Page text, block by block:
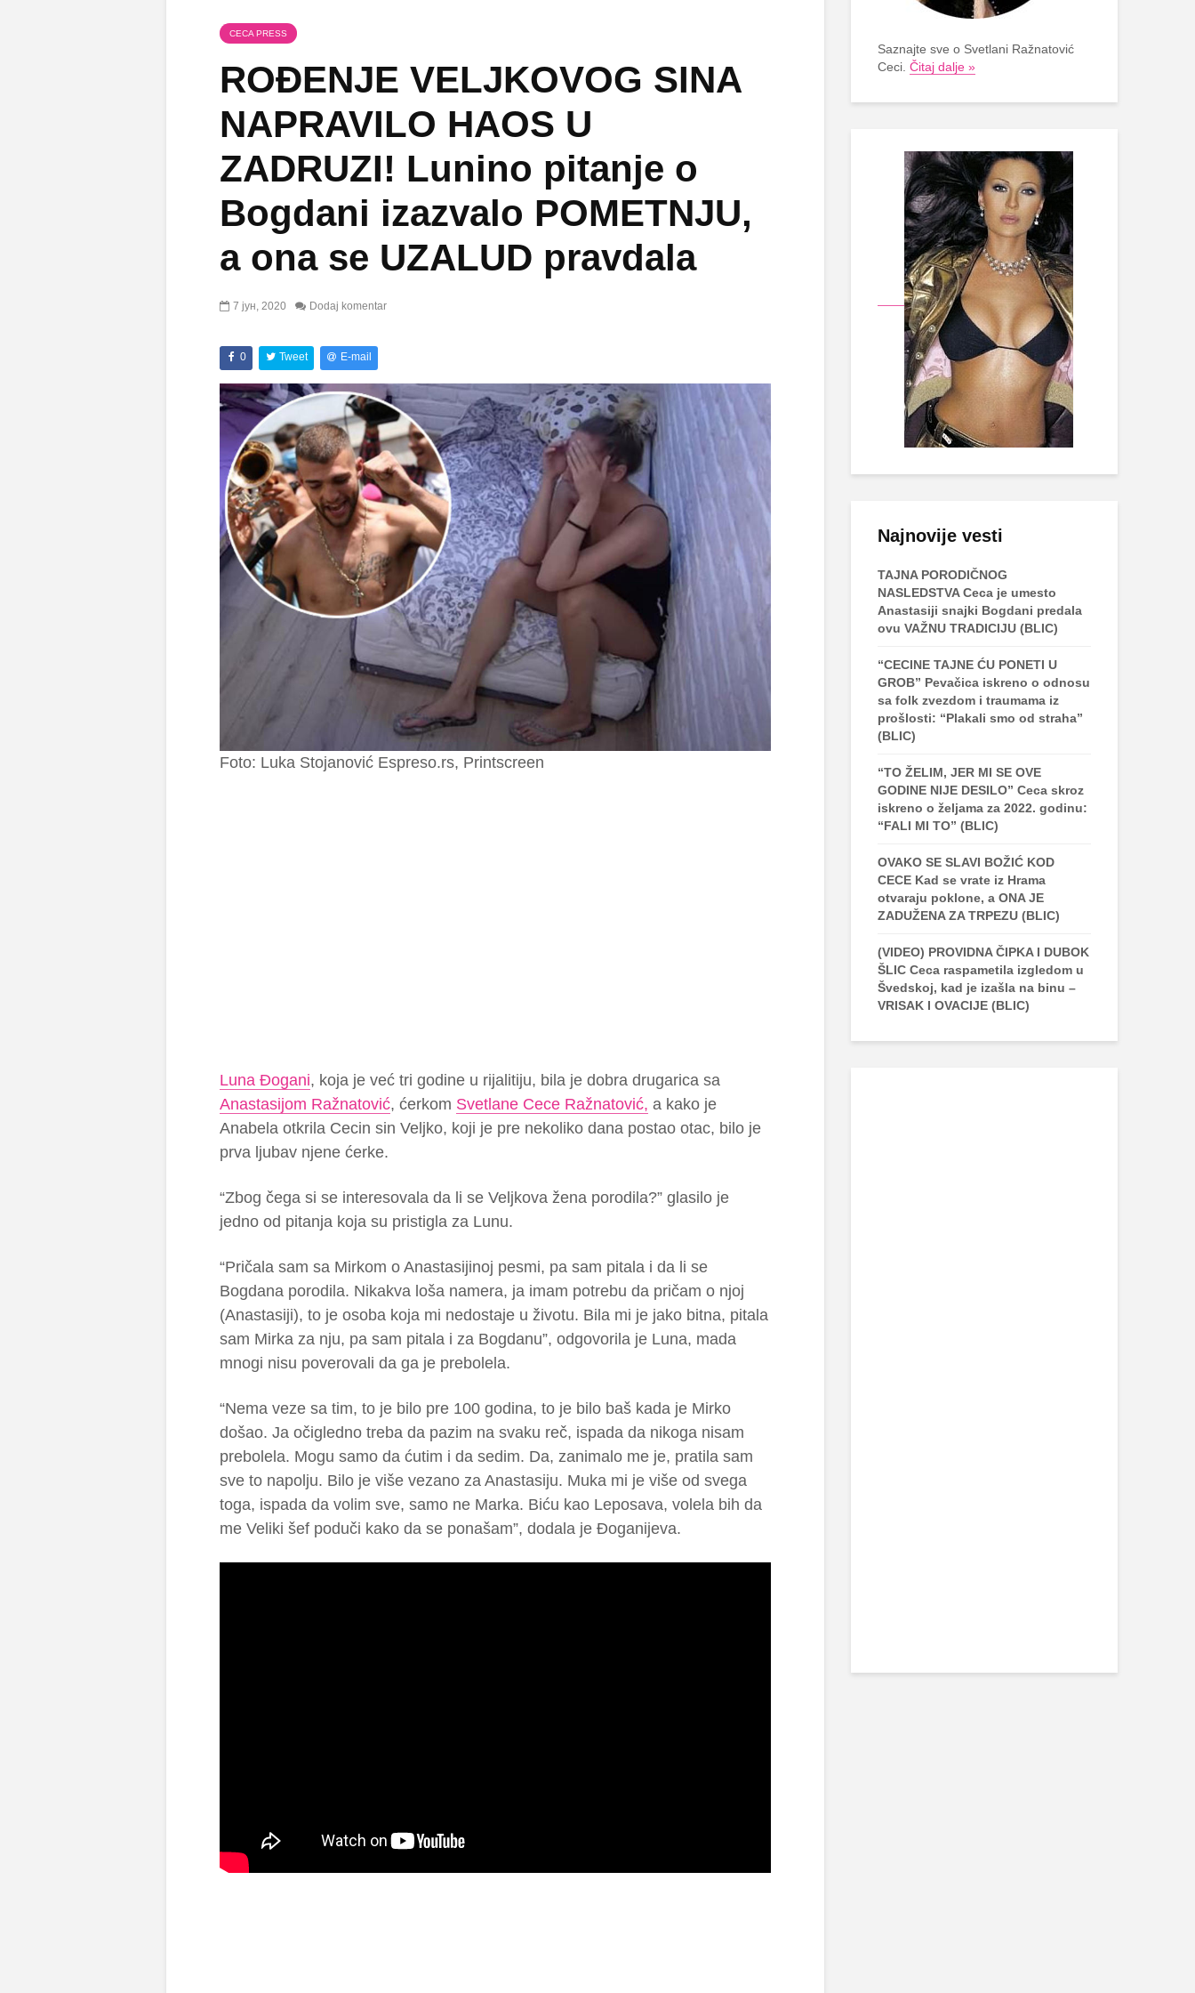
CECA PRESS
ROĐENJE VELJKOVOG SINA
NAPRAVILO HAOS U
ZADRUZI! Lunino pitanje o
Bogdani izazvalo POMETNJU,
a ona se UZALUD pravdala
7 јун, 2020 Dodaj komentar
0 Tweet E-mail
Foto: Luka Stojanović Espreso.rs, Printscreen
Luna Đogani, koja je već tri godine u rijalitiju, bila je dobra drugarica sa
Anastasijom Ražnatović, ćerkom Svetlane Cece Ražnatović, a kako je
Anabela otkrila Cecin sin Veljko, koji je pre nekoliko dana postao otac, bilo je
prva ljubav njene ćerke.
“Zbog čega si se interesovala da li se Veljkova žena porodila?” glasilo je
jedno od pitanja koja su pristigla za Lunu.
“Pričala sam sa Mirkom o Anastasijinoj pesmi, pa sam pitala i da li se
Bogdana porodila. Nikakva loša namera, ja imam potrebu da pričam o njoj
(Anastasiji), to je osoba koja mi nedostaje u životu. Bila mi je jako bitna, pitala
sam Mirka za nju, pa sam pitala i za Bogdanu”, odgovorila je Luna, mada
mnogi nisu poverovali da ga je prebolela.
“Nema veze sa tim, to je bilo pre 100 godina, to je bilo baš kada je Mirko
došao. Ja očigledno treba da pazim na svaku reč, ispada da nikoga nisam
prebolela. Mogu samo da ćutim i da sedim. Da, zanimalo me je, pratila sam
sve to napolju. Bilo je više vezano za Anastasiju. Muka mi je više od svega
toga, ispada da volim sve, samo ne Marka. Biću kao Leposava, volela bih da
me Veliki šef poduči kako da se ponašam”, dodala je Đoganijeva.
Saznajte sve o Svetlani Ražnatović
Ceci. Čitaj dalje »
Najnovije vesti
TAJNA PORODIČNOG
NASLEDSTVA Ceca je umesto
Anastasiji snajki Bogdani predala
ovu VAŽNU TRADICIJU (BLIC)
“CECINE TAJNE ĆU PONETI U
GROB” Pevačica iskreno o odnosu
sa folk zvezdom i traumama iz
prošlosti: “Plakali smo od straha”
(BLIC)
“TO ŽELIM, JER MI SE OVE
GODINE NIJE DESILO” Ceca skroz
iskreno o željama za 2022. godinu:
“FALI MI TO” (BLIC)
OVAKO SE SLAVI BOŽIĆ KOD
CECE Kad se vrate iz Hrama
otvaraju poklone, a ONA JE
ZADUŽENA ZA TRPEZU (BLIC)
(VIDEO) PROVIDNA ČIPKA I DUBOK
ŠLIC Ceca raspametila izgledom u
Švedskoj, kad je izašla na binu –
VRISAK I OVACIJE (BLIC)